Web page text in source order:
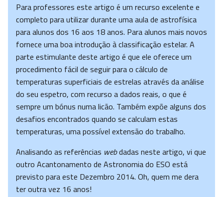
Para professores este artigo é um recurso excelente e
completo para utilizar durante uma aula de astrofísica
para alunos dos 16 aos 18 anos. Para alunos mais novos
fornece uma boa introdução à classificação estelar. A
parte estimulante deste artigo é que ele oferece um
procedimento fácil de seguir para o cálculo de
temperaturas superficiais de estrelas através da análise
do seu espetro, com recurso a dados reais, o que é
sempre um bónus numa licão. Também expõe alguns dos
desafios encontrados quando se calculam estas
temperaturas, uma possível extensão do trabalho.
Analisando as referências webdadas neste artigo, vi que
outro Acantonamento de Astronomia do ESO está
previsto para este Dezembro 2014. Oh, quem me dera
ter outra vez 16 anos!